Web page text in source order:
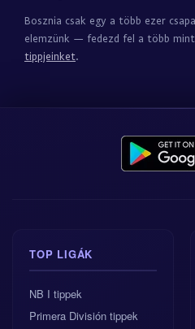
Bosznia csak egy a több ezer
elemzünk — fedezd fel a több
tippjeinket.
TOP LIGÁK
NB I tippek
Primera División tippek